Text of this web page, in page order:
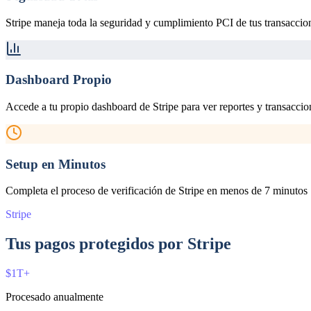
Stripe maneja toda la seguridad y cumplimiento PCI de tus
Dashboard Propio
Accede a tu propio dashboard de Stripe para ver reportes y
Setup en Minutos
Completa el proceso de verificación de Stripe en menos de 7 minutos
Stripe
Tus pagos protegidos por Stripe
$1T+
Procesado anualmente